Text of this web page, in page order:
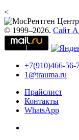
<
© 1999–2026. Сайт
+7(910)466-56-
1@trauma.ru
Прайслист
Контакты
WhatsApp